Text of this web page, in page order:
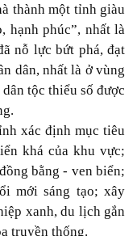
thành một tỉnh giàu
hạnh phúc”, nhất là
nỗ lực bứt phá, đạt
dân, nhất là ở vùng
tộc thiểu số được
xác định mục tiêu
khá của khu vực;
bằng - ven biển;
mới sáng tạo; xây
xanh, du lịch gắn
truyền thống.